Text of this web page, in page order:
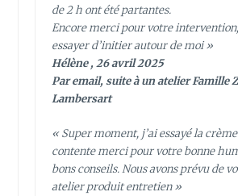
de 2 h ont été partantes.
Encore merci pour votre
essayer d’initier autour de moi »
Hélène , 26 avril 2025
Par email, suite à un atelier Famille
Lambersart
« Super moment, j’ai essayé la
contente merci pour votre bonne
bons conseils. Nous avons prévu de
atelier produit entretien »